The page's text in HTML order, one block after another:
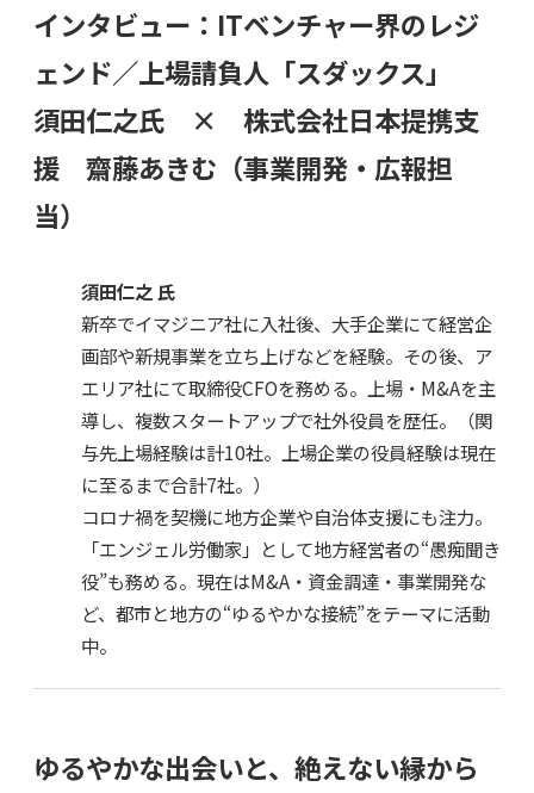
インタビュー： ITベンチャー界のレジ
ェンド／上場請負人「スダックス」
須田仁之氏 × 株式会社日本提携支
援 齋藤あきむ（事業開発・広報担
当）
須田仁之 氏
新卒でイマジニア社に入社後、大手企業にて経営企
画部や新規事業を立ち上げなどを経験。その後、ア
エリア社にて取締役CFOを務める。上場・M&Aを主
導し、複数スタートアップで社外役員を歴任。（関
与先上場経験は計10社。上場企業の役員経験は現在
に至るまで合計7社。）
コロナ禍を契機に地方企業や自治体支援にも注力。
「エンジェル労働家」として地方経営者の“愚痴聞き
役”も務める。現在はM&A・資金調達・事業開発な
ど、都市と地方の“ゆるやかな接続”をテーマに活動
中。
ゆるやかな出会いと、絶えない縁から